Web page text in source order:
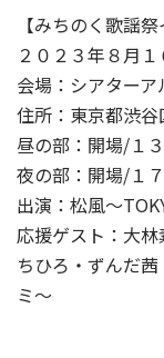
【みちのく歌謡祭
２０２３年８月１
会場：シアターア
住所：東京都渋
昼の部：開場/１
夜の部：開場/１
出演：松風〜
応援ゲスト：大
ちひろ・ずんだ
ミ〜